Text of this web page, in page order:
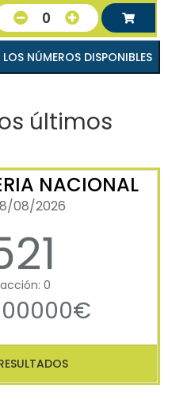
0
VER TODOS LOS NÚMEROS DISPONIBLES
últimos
NACIONAL
08/2026
0